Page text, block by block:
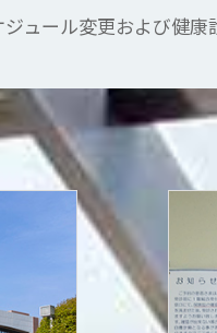
ュール変更および健康